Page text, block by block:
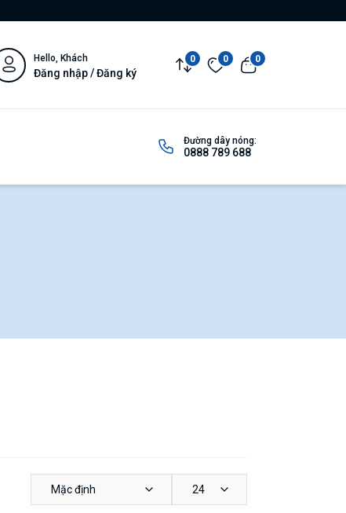
Hello, Khách
Đăng nhập / Đăng ký
0 0 0
Đường dây nóng:
0888 789 688
Mặc định 24